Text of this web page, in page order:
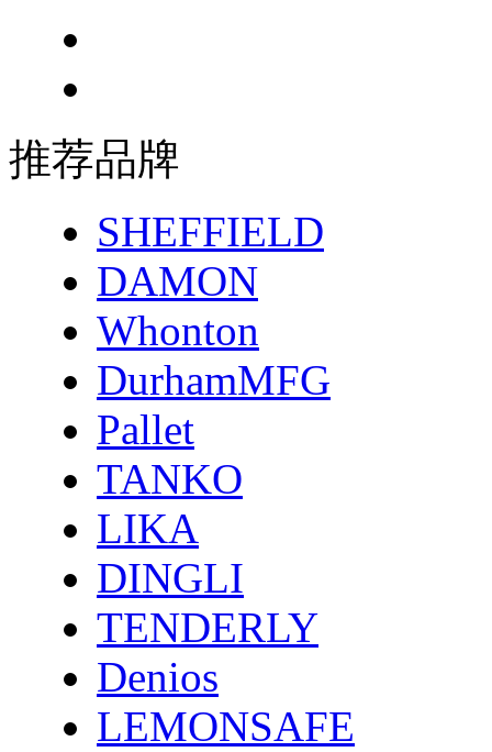
推荐品牌
SHEFFIELD
DAMON
Whonton
DurhamMFG
Pallet
TANKO
LIKA
DINGLI
TENDERLY
Denios
LEMONSAFE